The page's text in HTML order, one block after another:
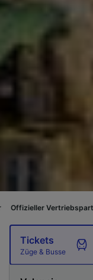
Tickets
Züge & Busse